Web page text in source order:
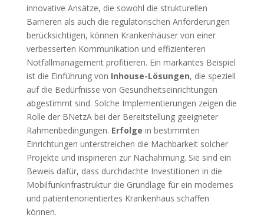
innovative Ansätze, die sowohl die strukturellen
Barrieren als auch die regulatorischen Anforderungen
berücksichtigen, können Krankenhäuser von einer
verbesserten Kommunikation und effizienteren
Notfallmanagement profitieren. Ein markantes Beispiel
ist die Einführung von Inhouse-Lösungen, die speziell
auf die Bedürfnisse von Gesundheitseinrichtungen
abgestimmt sind. Solche Implementierungen zeigen die
Rolle der BNetzA bei der Bereitstellung geeigneter
Rahmenbedingungen. Erfolge in bestimmten
Einrichtungen unterstreichen die Machbarkeit solcher
Projekte und inspirieren zur Nachahmung. Sie sind ein
Beweis dafür, dass durchdachte Investitionen in die
Mobilfunkinfrastruktur die Grundlage für ein modernes
und patientenorientiertes Krankenhaus schaffen
können.